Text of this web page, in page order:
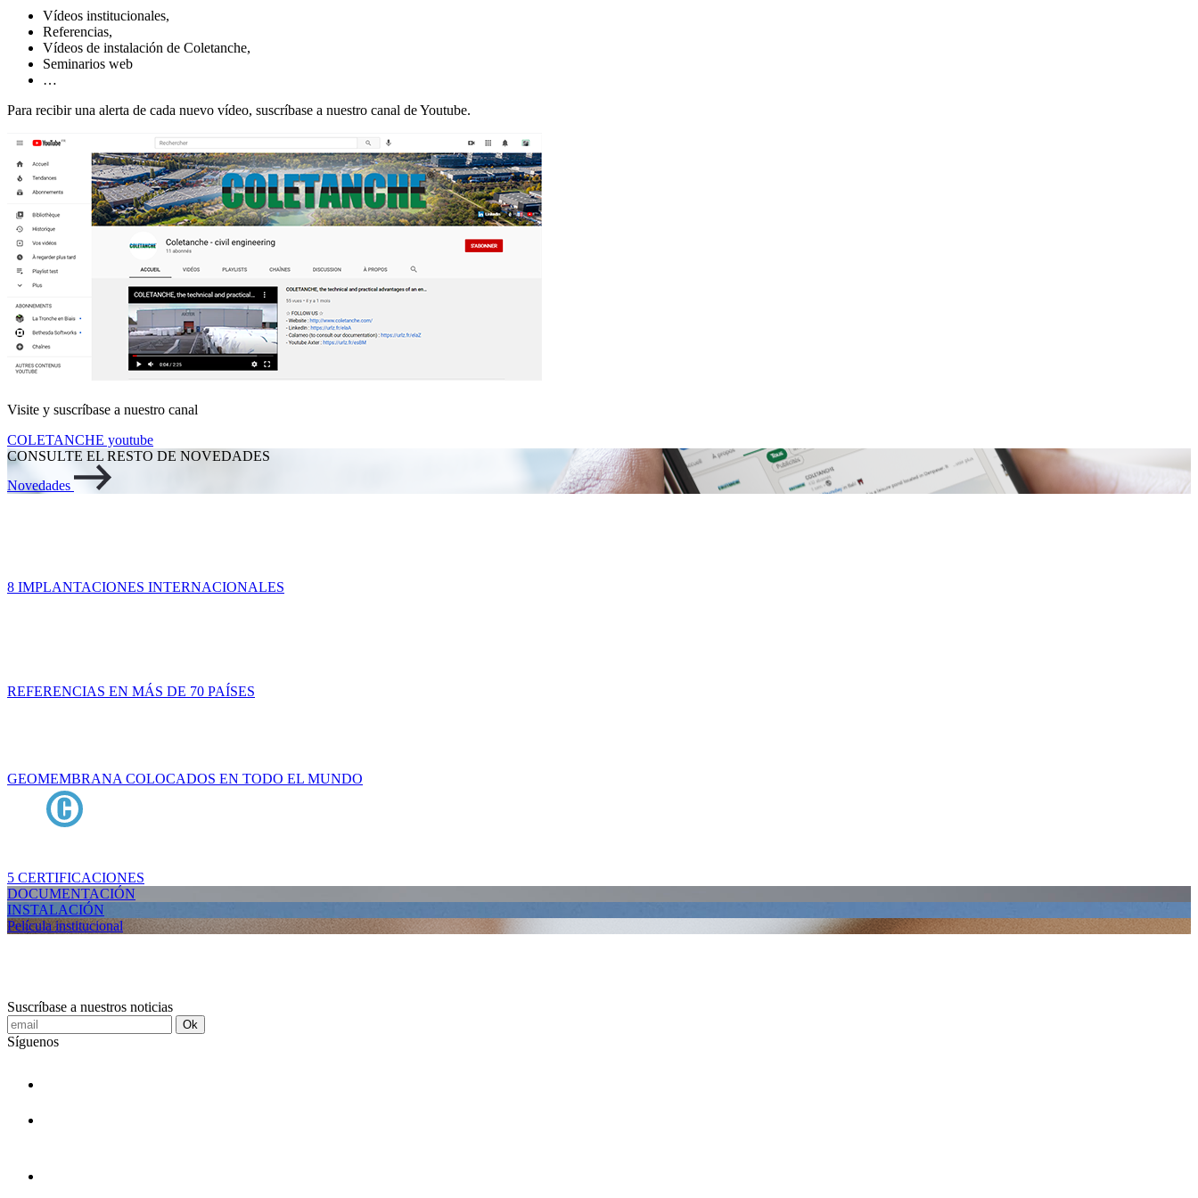
Vídeos institucionales,
Referencias,
Vídeos de instalación de Coletanche,
Seminarios web
…
Para recibir una alerta de cada nuevo vídeo, suscríbase a nuestro canal de Youtube.
Visite y suscríbase a nuestro canal
COLETANCHE youtube
CONSULTE EL RESTO DE NOVEDADES
Novedades
8 IMPLANTACIONES INTERNACIONALES
REFERENCIAS EN MÁS DE 70 PAÍSES
GEOMEMBRANA COLOCADOS EN TODO EL MUNDO
5 CERTIFICACIONES
DOCUMENTACIÓN
INSTALACIÓN
Película institucional
Suscríbase a nuestros noticias
Ok
Síguenos